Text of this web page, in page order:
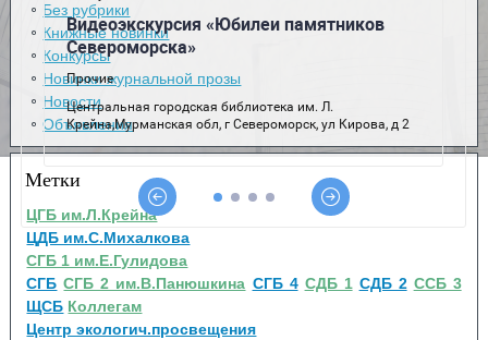
Без рубрики
Книжные новинки
Конкурсы
Новинки журнальной прозы
Новости
Объявления
Метки
ЦГБ им.Л.Крейна
ЦДБ им.С.Михалкова
СГБ 1 им.Е.Гулидова
СГБ СГБ 2 им.В.Панюшкина СГБ 4 СДБ 1 СДБ 2 ССБ 3
ЩСБ Коллегам
Центр экологич.просвещения